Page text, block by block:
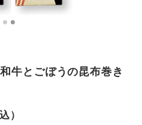
牛とごぼうの昆布巻き